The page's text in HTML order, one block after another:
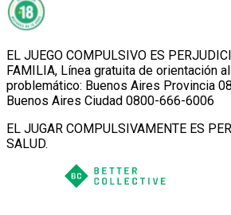
EL JUEGO COMPULSIVO ES
FAMILIA, Línea gratuita de orientación
problemático: Buenos Aires Provincia
Buenos Aires Ciudad 0800-666-6006
EL JUGAR COMPULSIVAMENTE ES
SALUD.